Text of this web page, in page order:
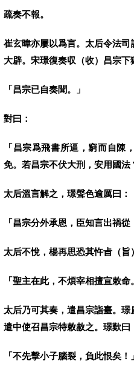
疏奏不報。
崔玄暐亦屢以爲言。太后令法
大辟。宋璟復奏収（收）昌宗下
「昌宗已自奏聞。」
對曰：
「昌宗爲飛書所逼，窮而自陳
免。若昌宗不伏大刑，安用國法
太后溫言解之，璟聲色逾厲曰：
「昌宗分外承恩，臣知言出禍
太后不悅，楊再思恐其忤㫖（旨
「聖主在此，不煩宰相擅宣敕命
太后乃可其奏，遣昌宗詣臺。
遣中使召昌宗特敕赦之。璟歎曰
「不先擊小子腦裂，負此恨矣！」